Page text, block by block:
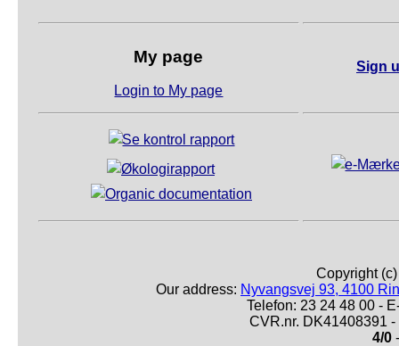
My page
Login to My page
Sign
Copyright
Our address: Nyvangsvej 93, 4100
Telefon: 23 24 48 00 -
CVR.nr. DK41408391
4/0